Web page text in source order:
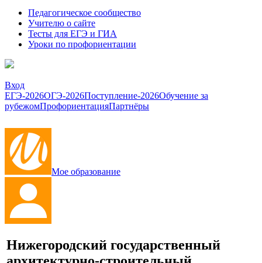
Педагогическое сообщество
Учителю о сайте
Тесты для ЕГЭ и ГИА
Уроки по профориентации
Вход
ЕГЭ-2026ОГЭ-2026Поступление-2026Обучение за
рубежомПрофориентацияПартнёры
Мое образование
Нижегородский государственный